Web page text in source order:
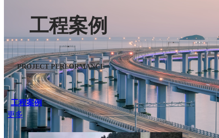
貴州貴陽機場高速鋼箱梁施工
建一項工程，樹一座豐碑；攜手鼎嘉，共創美好新天地
工程案例
PROJECT PERFORMANCE
工程案例
更多